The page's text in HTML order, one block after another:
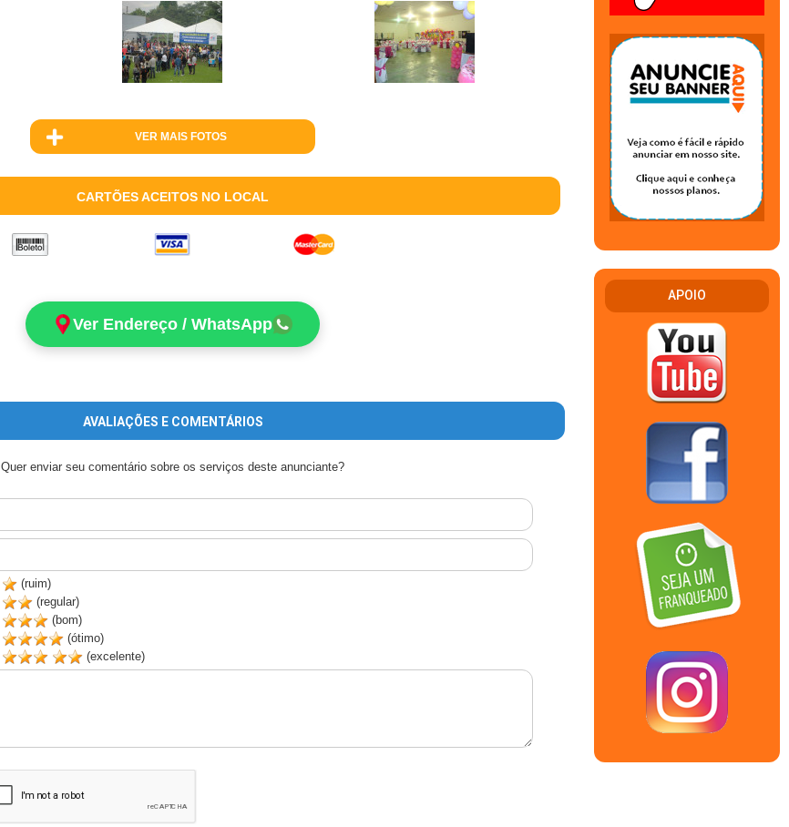
VER MAIS FOTOS
CARTÕES ACEITOS NO LOCAL
Ver Endereço / WhatsApp
AVALIAÇÕES E COMENTÁRIOS
Quer enviar seu comentário sobre os serviços deste anunciante?
(ruim)
(regular)
(bom)
(ótimo)
(excelente)
APOIO